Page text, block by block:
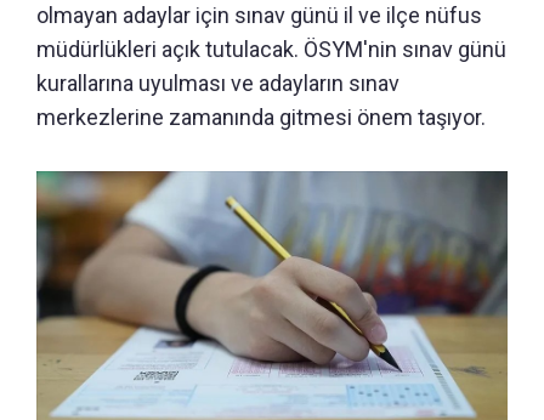
olmayan adaylar için sınav günü il ve ilçe nüfus
müdürlükleri açık tutulacak. ÖSYM'nin sınav günü
kurallarına uyulması ve adayların sınav
merkezlerine zamanında gitmesi önem taşıyor.